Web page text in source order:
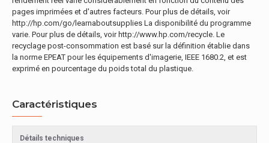
pages imprimées et d'autres facteurs. Pour plus de détails, voir
http://hp.com/go/learnaboutsupplies La disponibilité du programme
varie. Pour plus de détails, voir http://www.hp.com/recycle. Le
recyclage post-consommation est basé sur la définition établie dans
la norme EPEAT pour les équipements d'imagerie, IEEE 1680.2, et est
exprimé en pourcentage du poids total du plastique.
Caractéristiques
Détails techniques